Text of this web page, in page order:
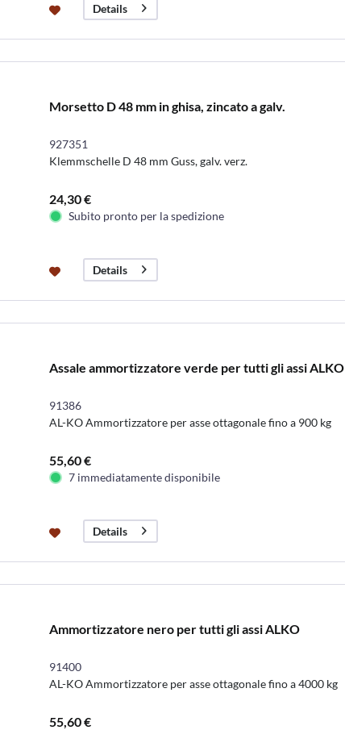
Details
Morsetto D 48 mm in ghisa, zincato a galv.
927351
Klemmschelle D 48 mm Guss, galv. verz.
24,30 €
Subito pronto per la spedizione
Details
Assale ammortizzatore verde per tutti gli assi ALKO
91386
AL-KO Ammortizzatore per asse ottagonale fino a 900 kg
55,60 €
7 immediatamente disponibile
Details
Ammortizzatore nero per tutti gli assi ALKO
91400
AL-KO Ammortizzatore per asse ottagonale fino a 4000 kg
55,60 €